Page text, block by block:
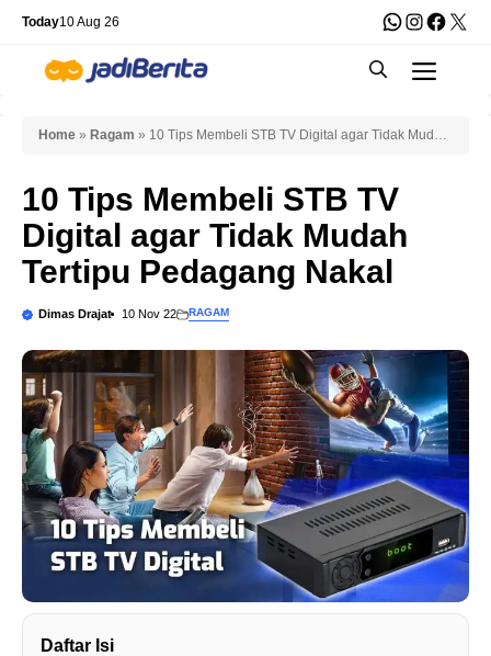
Skip
content
Today10 Aug 26 WhatsApp
X
Home » Ragam » 10 Tips Membeli STB TV Digital agar Tidak Mudah
10 Tips Membeli STB TV
Digital agar Tidak Mudah
Tertipu Pedagang Nakal
Dimas Drajat 10 Nov 22 RAGAM
Daftar Isi